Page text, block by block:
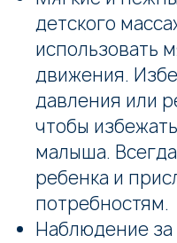
детского
использовать
движения.
давления или
чтобы
малыша.
ребенка и
потребностям.
Наблюдение за